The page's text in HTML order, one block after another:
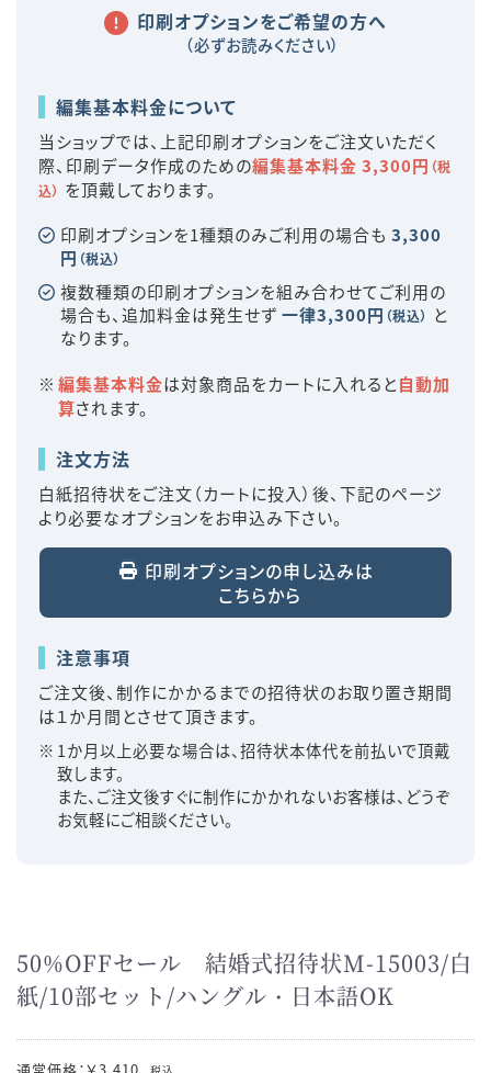
印刷オプションをご希望の方へ
（必ずお読みください）
編集基本料金について
当ショップでは、上記印刷オプションをご注文いただく
際、印刷データ作成のための編集基本料金 3,300円 （税
込） を頂戴しております。
印刷オプションを1種類のみご利用の場合も 3,300
円 （税込）
複数種類の印刷オプションを組み合わせてご利用の
場合も、追加料金は発生せず 一律3,300円 （税込） と
なります。
編集基本料金は対象商品をカートに入れると自動加
算されます。
注文方法
白紙招待状をご注文（カートに投入）後、下記のページ
より必要なオプションをお申込み下さい。
印刷オプションの申し込みは
こちらから
注意事項
ご注文後、制作にかかるまでの招待状のお取り置き期間
は１か月間とさせて頂きます。
1か月以上必要な場合は、招待状本体代を前払いで頂戴
致します。
また、ご注文後すぐに制作にかかれないお客様は、どうぞ
お気軽にご相談ください。
50%OFFセール 結婚式招待状M-15003/白
紙/10部セット/ハングル・日本語OK
通常価格：￥3,410 税込